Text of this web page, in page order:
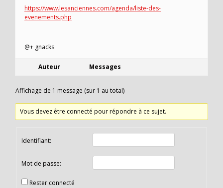
https://www.lesanciennes.com/agenda/liste-des-
evenements.php
@+ gnacks
Auteur Messages
Affichage de 1 message (sur 1 au total)
Vous devez être connecté pour répondre à ce sujet.
Identifiant:
Mot de passe:
Rester connecté